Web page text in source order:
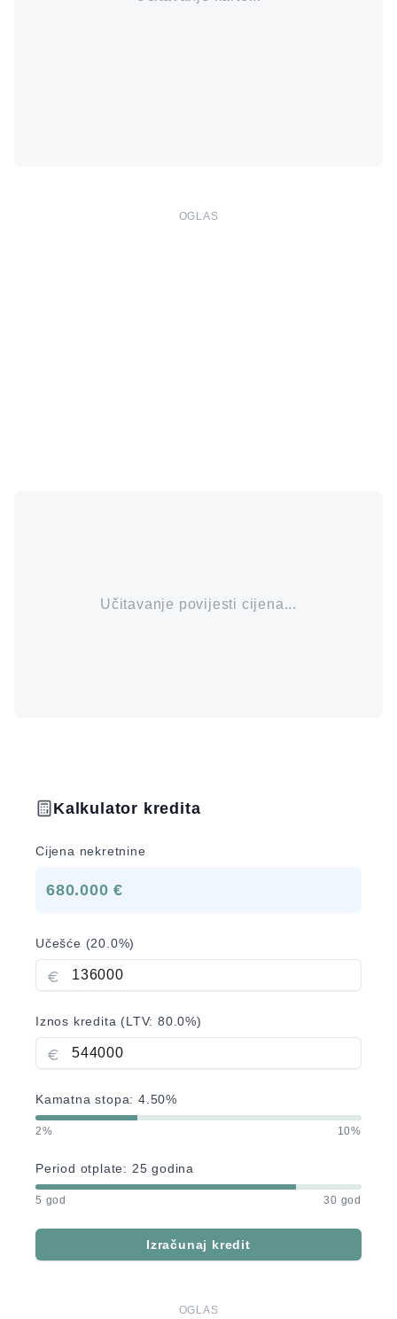
OGLAS
Učitavanje povijesti cijena...
Kalkulator kredita
Cijena nekretnine
680.000 €
Učešće (20.0%)
Iznos kredita (LTV:80.0%)
Kamatna stopa:4.50%
2% 10%
Period otplate: 25 godina
5 god 30 god
Izračunaj kredit
OGLAS